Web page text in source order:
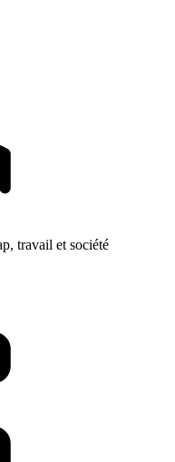
travail et société